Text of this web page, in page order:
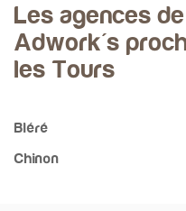
POINT
DE
VENTE
ADWORK'S
Les agences
Adwork's
les Tours
Bléré
Chinon